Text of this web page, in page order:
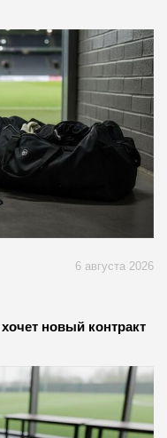
6 августа 2026
новый контракт